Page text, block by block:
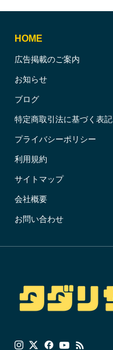
HOME
広告掲載のご案内
お知らせ
ブログ
特定商取引法に基づく表記
プライバシーポリシー
利用規約
サイトマップ
会社概要
お問い合わせ